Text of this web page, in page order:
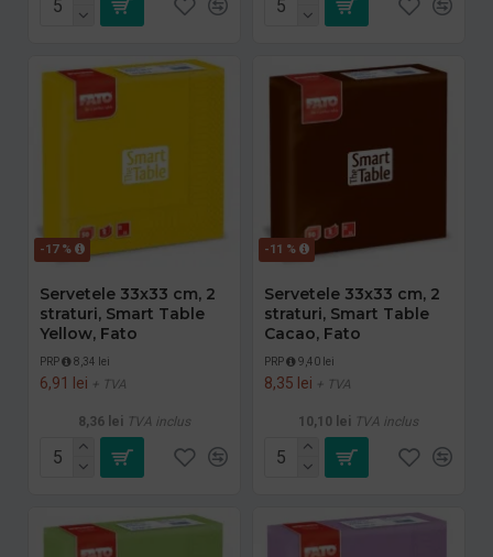
-17 %
Servetele 33x33 cm, 2
straturi, Smart Table
Yellow, Fato
PRP 8,34 lei
6,91 lei + TVA
8,36 lei TVA inclus
-11 %
Servetele 33x33 cm, 2
straturi, Smart Table
Cacao, Fato
PRP 9,40 lei
8,35 lei + TVA
10,10 lei TVA inclus